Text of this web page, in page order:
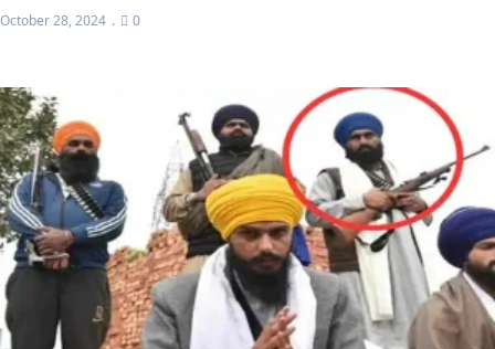
October 28, 2024 0